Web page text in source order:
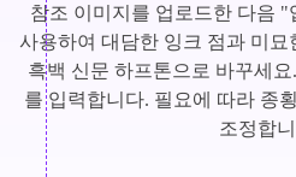
참조 이미지를 업로드한 다음
사용하여 대담한 잉크 점과 미묘
흑백 신문 하프톤으로 바꾸세
를 입력합니다. 필요에 따라 종
조정합